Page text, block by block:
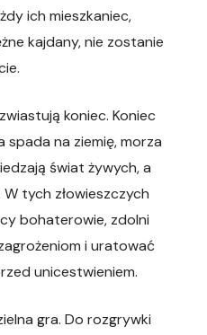
ich mieszkaniec,
kajdany, nie zostanie
koniec. Koniec
spada na ziemię, morza
świat żywych, a
tych złowieszczych
bohaterowie, zdolni
i uratować
unicestwieniem.
gra. Do rozgrywki